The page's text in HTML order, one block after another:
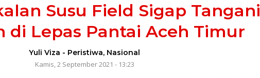
Susu Field Sigap Tangani
di Lepas Pantai Aceh Timur
Yuli Viza - Peristiwa, Nasional
Kamis, 2 September 2021 - 13:23